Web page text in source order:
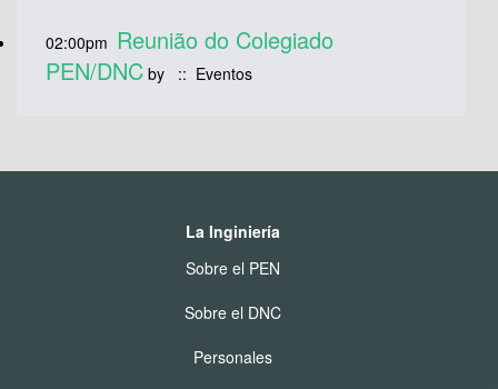
02:00pm Reunião do Colegiado
PEN/DNC by :: Eventos
La Inginiería
Sobre el PEN
Sobre el DNC
Personales